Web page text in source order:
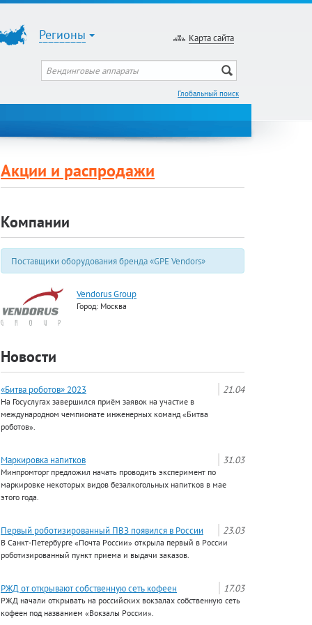
Регионы Карта сайта
Глобальный поиск
Акции и распродажи
Компании
Поставщики оборудования бренда «GPE Vendors»
Vendorus Group
Город: Москва
Новости
21.04
«Битва роботов» 2023
На Госуслугах завершился приём заявок на участие в
международном чемпионате инженерных команд «Битва
роботов».
31.03
Маркировка напитков
Минпромторг предложил начать проводить эксперимент по
маркировке некоторых видов безалкогольных напитков в мае
этого года.
23.03
Первый роботизированный ПВЗ появился в России
В Санкт-Петербурге «Почта России» открыла первый в России
роботизированный пункт приема и выдачи заказов.
17.03
РЖД от открывают собственную сеть кофеен
РЖД начали открывать на российских вокзалах собственную сеть
кофеен под названием «Вокзалы России».